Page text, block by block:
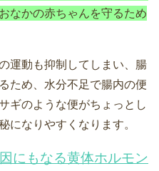
なかの赤ちゃんを守るため
運動も抑制してしまい、腸
ため、水分不足で腸内の便
ギのような便がちょっとし
になりやすくなります。
にもなる黄体ホルモン